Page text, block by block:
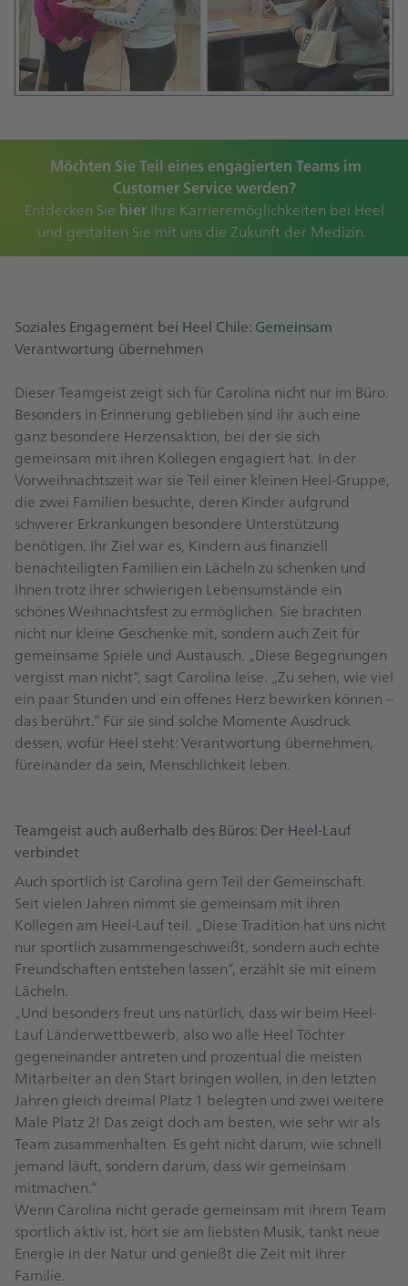
Möchten Sie Teil eines engagierten Teams im
Customer Service werden?
Entdecken Sie hierIhre Karrieremöglichkeiten bei Heel
und gestalten Sie mit uns die Zukunft der Medizin.
Soziales Engagement bei Heel Chile: Gemeinsam
Verantwortung übernehmen
Dieser Teamgeist zeigt sich für Carolina nicht nur im Büro.
Besonders in Erinnerung geblieben sind ihr auch eine
ganz besondere Herzensaktion, bei der sie sich
gemeinsam mit ihren Kollegen engagiert hat. In der
Vorweihnachtszeit war sie Teil einer kleinen Heel-Gruppe,
die zwei Familien besuchte, deren Kinder aufgrund
schwerer Erkrankungen besondere Unterstützung
benötigen. Ihr Ziel war es, Kindern aus finanziell
benachteiligten Familien ein Lächeln zu schenken und
ihnen trotz ihrer schwierigen Lebensumstände ein
schönes Weihnachtsfest zu ermöglichen. Sie brachten
nicht nur kleine Geschenke mit, sondern auch Zeit für
gemeinsame Spiele und Austausch. „Diese Begegnungen
vergisst man nicht“, sagt Carolina leise. „Zu sehen, wie viel
ein paar Stunden und ein offenes Herz bewirken können –
das berührt.“ Für sie sind solche Momente Ausdruck
dessen, wofür Heel steht: Verantwortung übernehmen,
füreinander da sein, Menschlichkeit leben.
Teamgeist auch außerhalb des Büros: Der Heel-Lauf
verbindet
Auch sportlich ist Carolina gern Teil der Gemeinschaft.
Seit vielen Jahren nimmt sie gemeinsam mit ihren
Kollegen am Heel‑Lauf teil. „Diese Tradition hat uns nicht
nur sportlich zusammengeschweißt, sondern auch echte
Freundschaften entstehen lassen“, erzählt sie mit einem
Lächeln.
„Und besonders freut uns natürlich, dass wir beim Heel-
Lauf Länderwettbewerb, also wo alle Heel Töchter
gegeneinander antreten und prozentual die meisten
Mitarbeiter an den Start bringen wollen, in den letzten
Jahren gleich dreimal Platz 1 belegten und zwei weitere
Male Platz 2! Das zeigt doch am besten, wie sehr wir als
Team zusammenhalten. Es geht nicht darum, wie schnell
jemand läuft, sondern darum, dass wir gemeinsam
mitmachen.“
Wenn Carolina nicht gerade gemeinsam mit ihrem Team
sportlich aktiv ist, hört sie am liebsten Musik, tankt neue
Energie in der Natur und genießt die Zeit mit ihrer
Familie.